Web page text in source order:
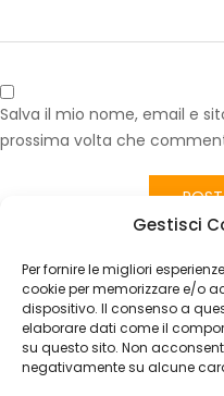
Gestisci
Per fornire le migliori
cookie per memorizzare e/o
dispositivo. Il consenso a
elaborare dati come il
su questo sito. Non
negativamente su alcune
Salva il mio nome, email e
prossima volta che
Volante Fiat
CATEGORIES
Nessuna categoria